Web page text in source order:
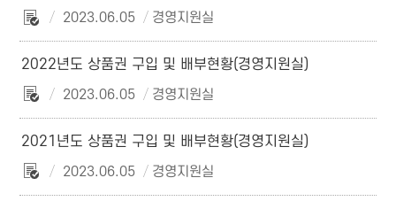
2023.06.05
경영지원실
2022년도 상품권 구입 및 배부현황(경영지원실)
2023.06.05
경영지원실
2021년도 상품권 구입 및 배부현황(경영지원실)
2023.06.05
경영지원실